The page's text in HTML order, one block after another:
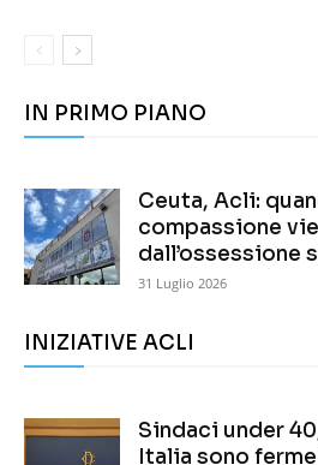
IN PRIMO PIANO
Ceuta, Acli:
compassione
dall’ossessione
31 Luglio 2026
INIZIATIVE ACLI
Sindaci under
Italia sono